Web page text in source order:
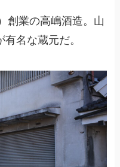
創業の高嶋酒造。山
名な蔵元だ。